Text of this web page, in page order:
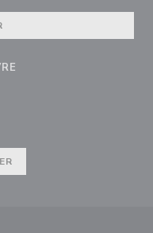
((ouvre une nouvelle